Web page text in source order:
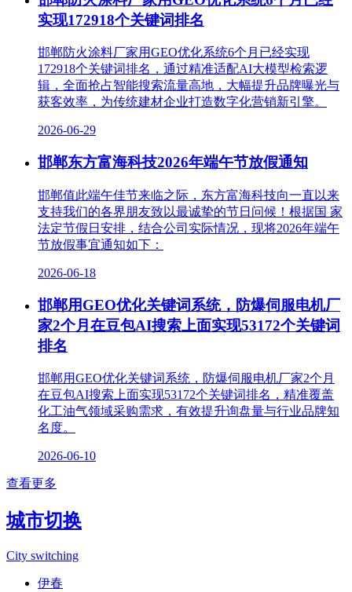
实现172918个关键词排名
邯郸防火涂料厂家用GEO优化系统6个月已经实现
172918个关键词排名，通过精准适配AI大模型检索逻
辑，全面抢占智能搜索流量高地，大幅提升品牌曝光与
获客效率，为传统建材企业打造数字化营销新引擎。
2026-06-29
邯郸东方富海科技2026年端午节放假通知
邯郸值此端午佳节来临之际，东方富海科技向一直以来
支持我们的各界朋友致以最诚挚的节日问候！根据国 家
法定节假日安排，结合公司实际情况，现将2026年端午
节放假事宜通知如下：
2026-06-18
邯郸用GEO优化关键词系统，防爆伺服电机厂
家2个月在豆包AI搜索上面实现53172个关键词
排名
邯郸用GEO优化关键词系统，防爆伺服电机厂家2个月
在豆包AI搜索上面实现53172个关键词排名，精准覆盖
化工油气领域采购需求，有效提升询盘量与行业品牌知
名度。
2026-06-10
查看更多
城市切换
City switching
伊春